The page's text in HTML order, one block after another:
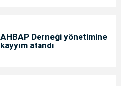
AHBAP Derneği yönetimine
kayyım atandı